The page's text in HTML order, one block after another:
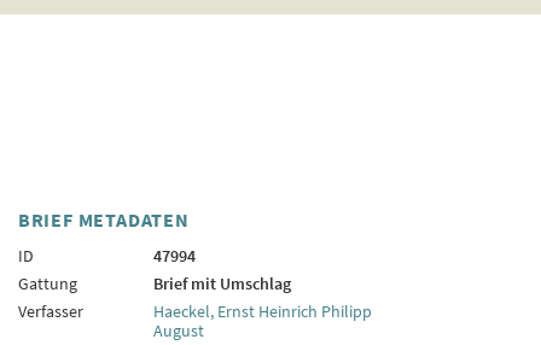
BRIEF METADATEN
ID
47994
Gattung
Brief mit Umschlag
Verfasser
Haeckel, Ernst Heinrich Philipp
August